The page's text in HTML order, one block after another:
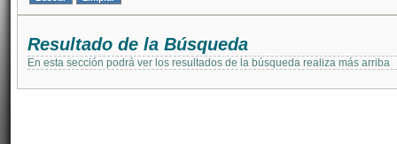
Resultado de la Búsqueda
En esta sección podrá ver los resultados de la búsqueda realiza más arriba